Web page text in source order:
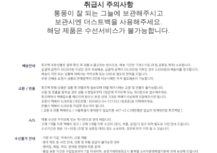
취급시 주의사항
통풍이 잘 되는 그늘에 보관해주시고
보관시엔 더스트백을 사용해주세요.
해당 제품은 수선서비스가 불가능합니다.